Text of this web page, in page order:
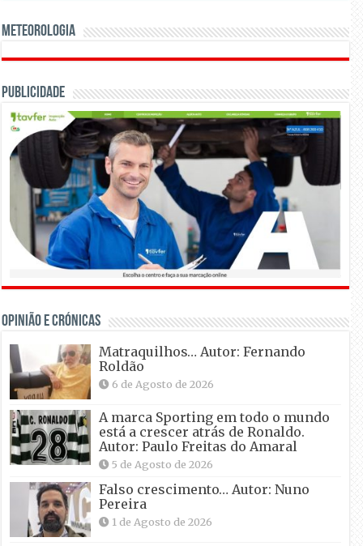
Meteorologia
Publicidade
OPINIÃO E CRÓNICAS
Matraquilhos… Autor: Fernando
Roldão
6 de Agosto de 2026
A marca Sporting em todo o mundo
está a crescer atrás de Ronaldo.
Autor: Paulo Freitas do Amaral
5 de Agosto de 2026
Falso crescimento… Autor: Nuno
Pereira
1 de Agosto de 2026